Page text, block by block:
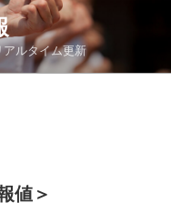
ルタイム更新
値＞